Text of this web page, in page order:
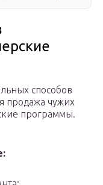
способов
продажа чужих
программы.